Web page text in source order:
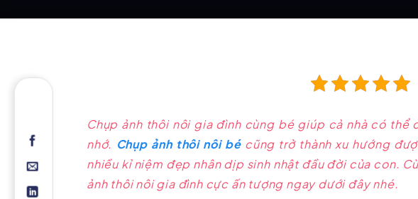
Chụp ảnh thôi nôi gia đình cùng bé giúp cả nhà có thể
nhớ. Chụp ảnh thôi nôi bécũng trở thành xu hướng
nhiều kỉ niệm đẹp nhân dịp sinh nhật đầu đời của con.
ảnh thôi nôi gia đình cực ấn tượng ngay dưới đây nhé.